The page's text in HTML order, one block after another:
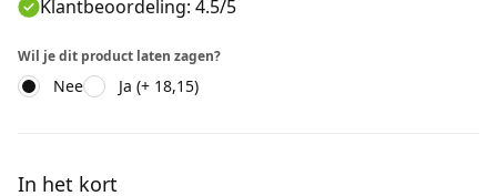
Klantbeoordeling: 4.5/5
Wil je dit product laten zagen?
Nee Ja (+ 18,15)
In het kort